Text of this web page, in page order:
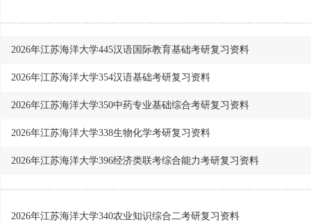
2026年江苏海洋大学445汉语国际教育基础考研复习资料
2026年江苏海洋大学354汉语基础考研复习资料
2026年江苏海洋大学350中药专业基础综合考研复习资料
2026年江苏海洋大学338生物化学考研复习资料
2026年江苏海洋大学396经济类联考综合能力考研复习资料
2026年江苏海洋大学340农业知识综合二考研复习资料